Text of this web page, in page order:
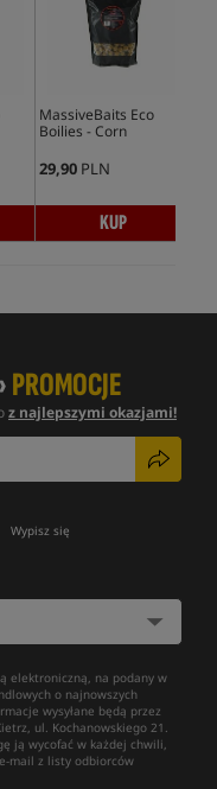
MassiveBaits Eco
Boilies - Corn
29,90 PLN
KUP
PROMOCJE
z najlepszymi okazjami!
Wypisz się
elektroniczną, na podany w
o najnowszych
wysyłane będą przez
ul. Kochanowskiego 21.
ją wycofać w każdej chwili,
mail z listy odbiorców